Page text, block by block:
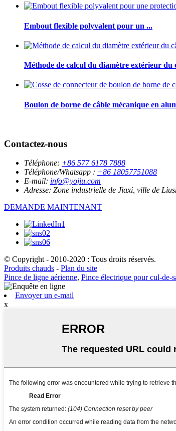
Embout flexible polyvalent pour un ...
Méthode de calcul du diamètre extérieur du
Boulon de borne de câble mécanique en
Contactez-nous
Téléphone: +86 577 6178 7888
Téléphone/Whatsapp : +86 18057751088
E-mail: info@yojiu.com
Adresse: Zone industrielle de Jiaxi, ville de
DEMANDE MAINTENANT
© Copyright - 2010-2020 : Tous droits réservés.
Produits chauds - Plan du site
Pince de ligne aérienne, Pince électrique pour cul-de-
Envoyer un e-mail
x